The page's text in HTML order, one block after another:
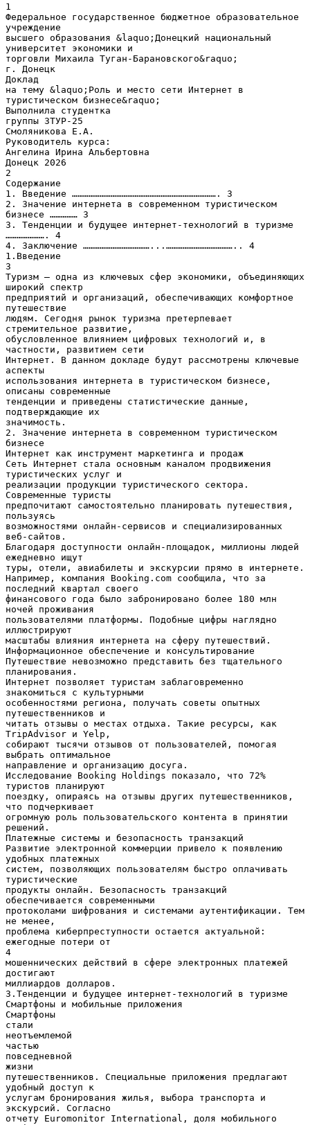
1
Федеральное государственное бюджетное образовательное
учреждение
высшего образования &laquo;Донецкий национальный
университет экономики и
торговли Михаила Туган-Барановского&raquo;
г. Донецк
Доклад
на тему &laquo;Роль и место сети Интернет в
туристическом бизнесе&raquo;
Выполнила студентка
группы ЗТУР-25
Смоляникова Е.А.
Руководитель курса:
Ангелина Ирина Альбертовна
Донецк 2026
2
Содержание
1. Введение ……………………………………………………………………. 3
2. Значение интернета в современном туристическом
бизнесе …………… 3
3. Тенденции и будущее интернет-технологий в туризме
…………………. 4
4. Заключение ………………………………...……………………………….. 4
1.Введение
3
Туризм — одна из ключевых сфер экономики, объединяющих
широкий спектр
предприятий и организаций, обеспечивающих комфортное
путешествие
людям. Сегодня рынок туризма претерпевает
стремительное развитие,
обусловленное влиянием цифровых технологий и, в
частности, развитием сети
Интернет. В данном докладе будут рассмотрены ключевые
аспекты
использования интернета в туристическом бизнесе,
описаны современные
тенденции и приведены статистические данные,
подтверждающие их
значимость.
2. Значение интернета в современном туристическом
бизнесе
Интернет как инструмент маркетинга и продаж
Сеть Интернет стала основным каналом продвижения
туристических услуг и
реализации продукции туристического сектора.
Современные туристы
предпочитают самостоятельно планировать путешествия,
пользуясь
возможностями онлайн-сервисов и специализированных
веб-сайтов.
Благодаря доступности онлайн-площадок, миллионы людей
ежедневно ищут
туры, отели, авиабилеты и экскурсии прямо в интернете.
Например, компания Booking.com сообщила, что за
последний квартал своего
финансового года было забронировано более 180 млн
ночей проживания
пользователями платформы. Подобные цифры наглядно
иллюстрируют
масштабы влияния интернета на сферу путешествий.
Информационное обеспечение и консультирование
Путешествие невозможно представить без тщательного
планирования.
Интернет позволяет туристам заблаговременно
знакомиться с культурными
особенностями региона, получать советы опытных
путешественников и
читать отзывы о местах отдыха. Такие ресурсы, как
TripAdvisor и Yelp,
собирают тысячи отзывов от пользователей, помогая
выбрать оптимальное
направление и организацию досуга.
Исследование Booking Holdings показало, что 72%
туристов планируют
поездку, опираясь на отзывы других путешественников,
что подчеркивает
огромную роль пользовательского контента в принятии
решений.
Платежные системы и безопасность транзакций
Развитие электронной коммерции привело к появлению
удобных платежных
систем, позволяющих пользователям быстро оплачивать
туристические
продукты онлайн. Безопасность транзакций
обеспечивается современными
протоколами шифрования и системами аутентификации. Тем
не менее,
проблема киберпреступности остается актуальной:
ежегодные потери от
4
мошеннических действий в сфере электронных платежей
достигают
миллиардов долларов.
3.Тенденции и будущее интернет-технологий в туризме
Смартфоны и мобильные приложения
Смартфоны
стали
неотъемлемой
частью
повседневной
жизни
путешественников. Специальные приложения предлагают
удобный доступ к
услугам бронирования жилья, выбора транспорта и
экскурсий. Согласно
отчету Euromonitor International, доля мобильного